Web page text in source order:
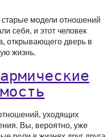
модели отношений
себя, и этот человек
открывающего дверь в
жизнь.
уходящих
Вы, вероятно, уже